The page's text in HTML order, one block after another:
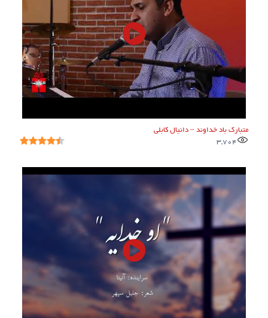
متبارک باد خداوند – دانیال کابلی
3,704